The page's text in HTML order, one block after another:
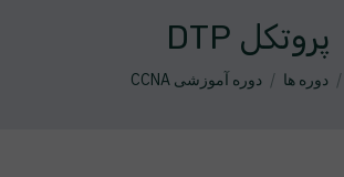
پروتکل DTP
دوره ها دوره آموزشی CCNA